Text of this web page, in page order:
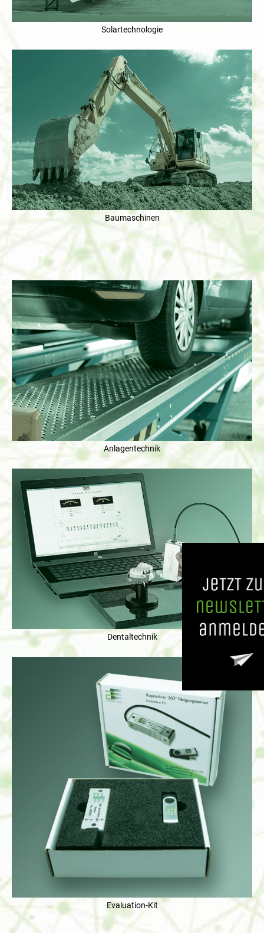
Solartechnologie
Baumaschinen
Anlagentechnik
Dentaltechnik
Evaluation-Kit